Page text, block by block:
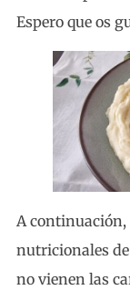
Espero que os
A continuación,
nutricionales
no vienen las